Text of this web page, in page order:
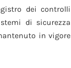
dei controlli
di sicurezza
in vigore